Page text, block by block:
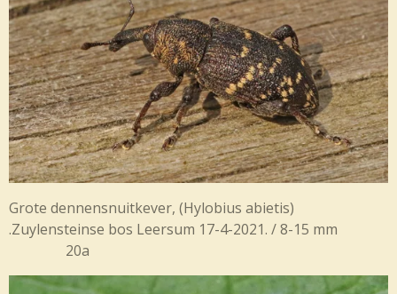
Grote dennensnuitkever, (Hylobius abietis)
.Zuylensteinse bos Leersum 17-4-2021. / 8-15 mm
20a